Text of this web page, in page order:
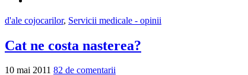
d'ale cojocarilor, Servicii medicale - opinii
Cat ne costa nasterea?
10 mai 2011 82 de comentarii